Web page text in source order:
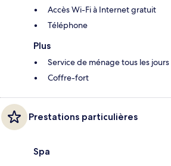
Accès Wi-Fi à Internet gratuit
Téléphone
Plus
Service de ménage tous les jours
Coffre-fort
Prestations particulières
Spa